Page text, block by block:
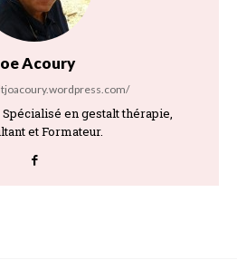
Acoury
en gestalt thérapie,
et Formateur.